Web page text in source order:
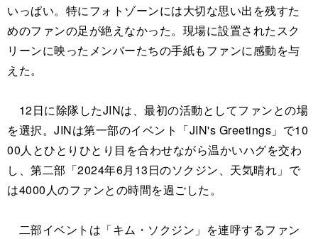
いっぱい。特にフォトゾーンには大切な思い出を残すた
めのファンの足が絶えなかった。現場に設置されたスク
リーンに映ったメンバーたちの手紙もファンに感動を与
えた。
12日に除隊したJINは、最初の活動としてファンとの場
を選択。JINは第一部のイベント「JIN's Greetings」で10
00人とひとりひとり目を合わせながら温かいハグを交わ
し、第二部「2024年6月13日のソクジン、天気晴れ」で
は4000人のファンとの時間を過ごした。
二部イベントは「キム・ソクジン」を連呼するファン